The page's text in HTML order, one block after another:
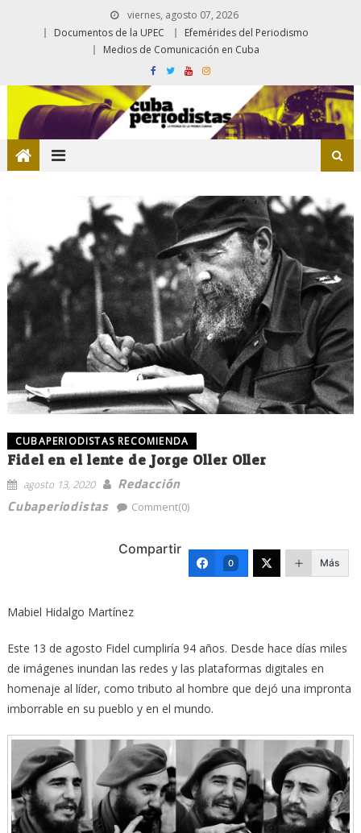
viernes, agosto 07, 2026
Documentos de la UPEC
Efemérides del Periodismo
Medios de Comunicación en Cuba
CUBAPERIODISTAS RECOMIENDA
Fidel en el lente de Jorge Oller Oller
agosto 13, 2020
Redacción
Cubaperiodistas
Comment(0)
Compartir
0 Más
Mabiel Hidalgo Martínez
Este 13 de agosto Fidel cumpliría 94 años. Desde hace días miles
de imágenes inundan las redes y las plataformas digitales en
homenaje al líder, como tributo al hombre que dejó una impronta
imborrable en su pueblo y en el mundo.